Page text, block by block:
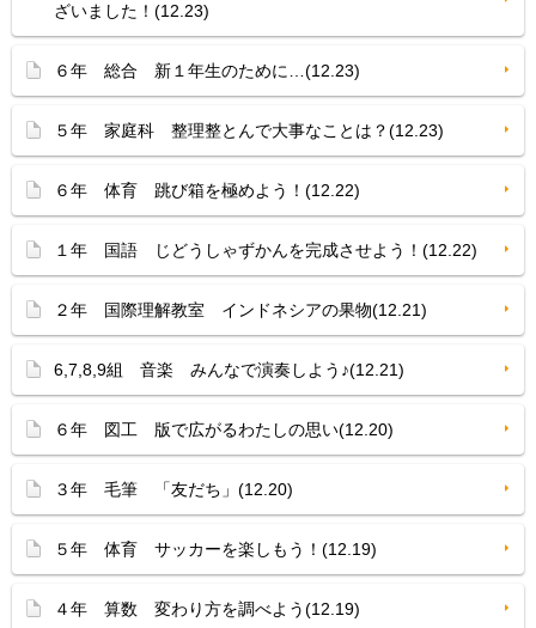
ざいました！(12.23)
６年 総合 新１年生のために…(12.23)
５年 家庭科 整理整とんで大事なことは？(12.23)
６年 体育 跳び箱を極めよう！(12.22)
１年 国語 じどうしゃずかんを完成させよう！(12.22)
２年 国際理解教室 インドネシアの果物(12.21)
6,7,8,9組 音楽 みんなで演奏しよう♪(12.21)
６年 図工 版で広がるわたしの思い(12.20)
３年 毛筆 「友だち」(12.20)
５年 体育 サッカーを楽しもう！(12.19)
４年 算数 変わり方を調べよう(12.19)